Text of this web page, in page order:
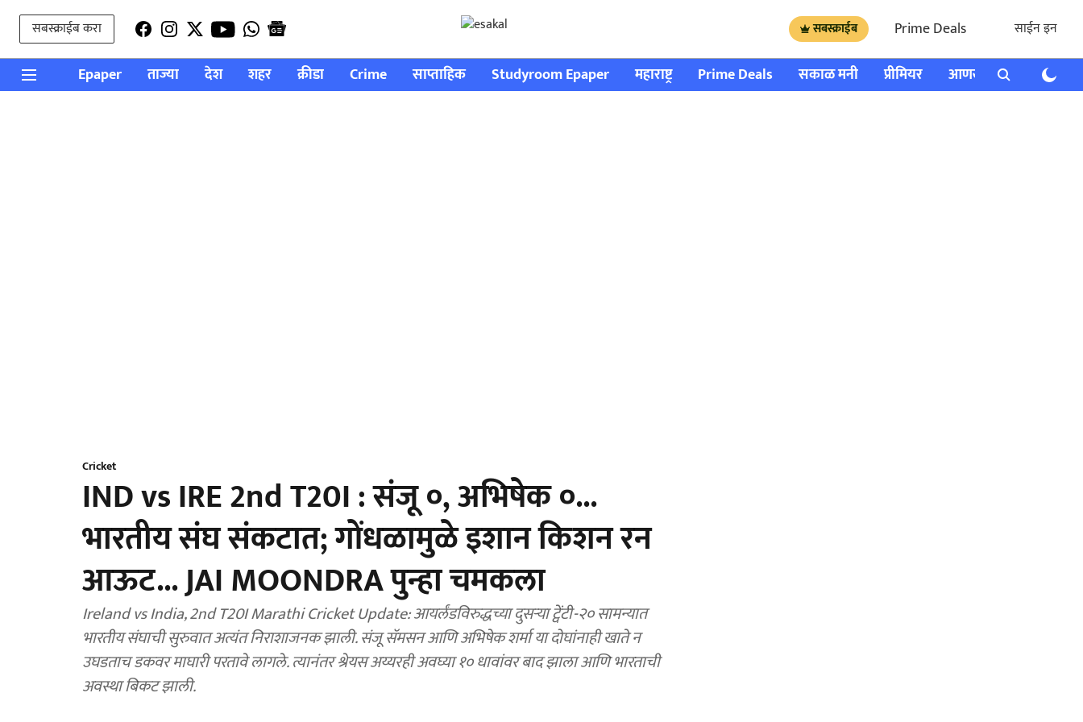
सबस्क्राईब करा सबस्क्राईब Prime Deals साईन इन
Epaper ताज्या देश शहर क्रीडा Crime साप्ताहिक Studyroom Epaper महाराष्ट्र Prime Deals सकाळ मनी प्रीमियर आणखी राशी भविष्य
Cricket
IND vs IRE 2nd T20I : संजू ०, अभिषेक ०...
भारतीय संघ संकटात; गोंधळामुळे इशान किशन रन
आऊट... JAI MOONDRA पुन्हा चमकला
Ireland vs India, 2nd T20I Marathi Cricket Update: आयर्लंडविरुद्धच्या दुसऱ्या ट्वेंटी-२० सामन्यात
भारतीय संघाची सुरुवात अत्यंत निराशाजनक झाली. संजू सॅमसन आणि अभिषेक शर्मा या दोघांनाही खाते न
उघडताच डकवर माघारी परतावे लागले. त्यानंतर श्रेयस अय्यरही अवघ्या १० धावांवर बाद झाला आणि भारताची
अवस्था बिकट झाली.